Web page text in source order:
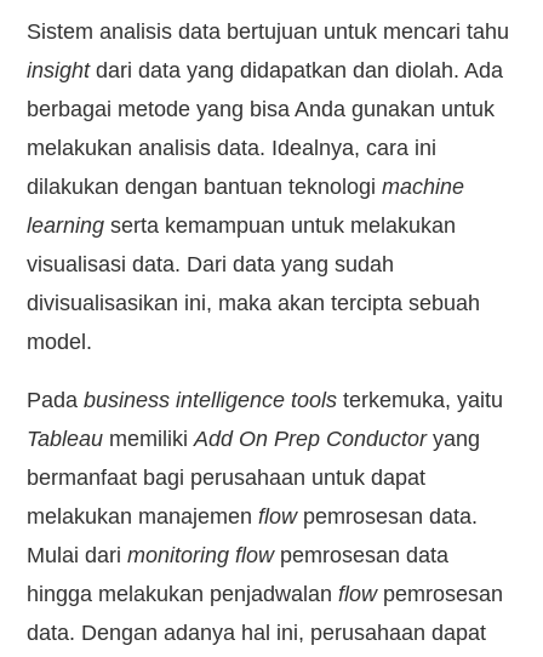
Sistem analisis data bertujuan untuk mencari tahu
insightdari data yang didapatkan dan diolah. Ada
berbagai metode yang bisa Anda gunakan untuk
melakukan analisis data. Idealnya, cara ini
dilakukan dengan bantuan teknologimachine
learning serta kemampuan untuk melakukan
visualisasi data. Dari data yang sudah
divisualisasikan ini, maka akan tercipta sebuah
model.
Padabusiness intelligence tools terkemuka, yaitu
Tableau memilikiAdd On Prep Conductoryang
bermanfaat bagi perusahaan untuk dapat
melakukan manajemenflowpemrosesan data.
Mulai darimonitoring flowpemrosesan data
hingga melakukan penjadwalanflowpemrosesan
data. Dengan adanya hal ini, perusahaan dapat